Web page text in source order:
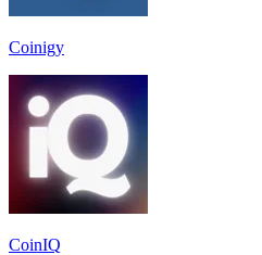
Coinigy
CoinIQ